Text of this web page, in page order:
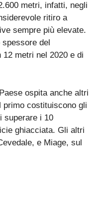
metri, infatti, negli
ritiro a
sempre più elevate.
del
metri nel 2020 e di
ospita anche altri
primo costituiscono gli
superare i 10
ghiacciata. Gli altri
e Miage, sul